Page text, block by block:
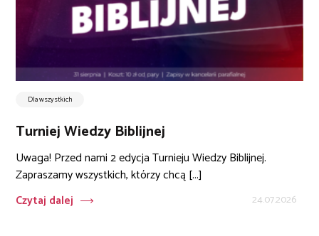
Dla wszystkich
Turniej Wiedzy Biblijnej
Uwaga! Przed nami 2 edycja Turnieju Wiedzy Biblijnej.
Zapraszamy wszystkich, którzy chcą [...]
Czytaj dalej
24.07.2026